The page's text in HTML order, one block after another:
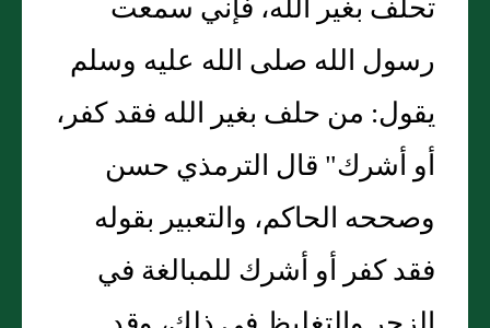
رسول الله صلى الله عليه وسلم
يقول: من حلف بغير الله فقد كفر،
أو أشرك" قال الترمذي حسن
وصححه الحاكم، والتعبير بقوله
فقد كفر أو أشرك للمبالغة في